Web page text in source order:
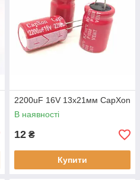
2200uF 16V 13х21мм CapXon
В наявності
12 ₴
Купити